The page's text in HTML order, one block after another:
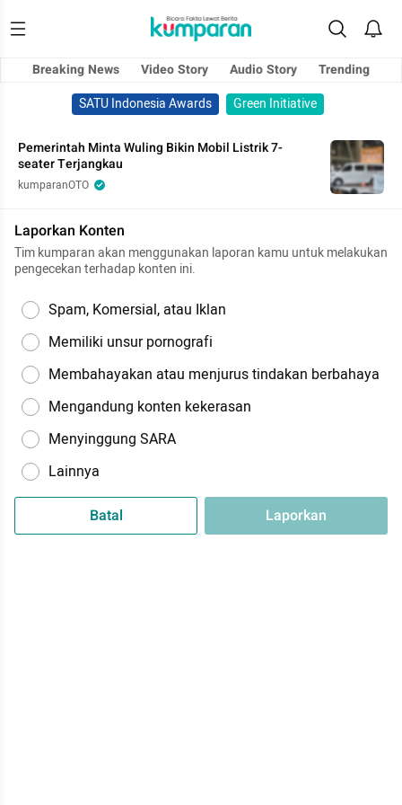
Breaking News Video Story Audio Story
Trending
SATU Indonesia Awards
Green Initiative
Pemerintah Minta Wuling Bikin Mobil Listrik 7-
seater Terjangkau
kumparanOTO
Laporkan Konten
Tim kumparan akan menggunakan laporan kamu untuk melakukan
pengecekan terhadap konten ini.
Spam, Komersial, atau Iklan
Memiliki unsur pornografi
Membahayakan atau menjurus tindakan berbahaya
Mengandung konten kekerasan
Menyinggung SARA
Lainnya
Batal Laporkan